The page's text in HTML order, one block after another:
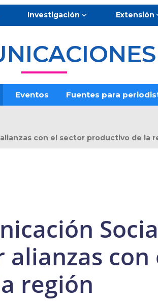
Investigación Extensión
Eventos Fuentes para
con el sector productivo de la
alianzas con
región